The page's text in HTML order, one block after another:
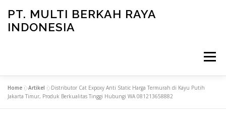
content
PT. MULTI BERKAH RAYA
INDONESIA
Menu
CONTACT
Home »Artikel »Distributor Cat Expoxy Anti Static Harga Termurah di Kayu Putih
Jakarta Timur, Produk Berkualitas Tinggi Hubungi WA 081213658882